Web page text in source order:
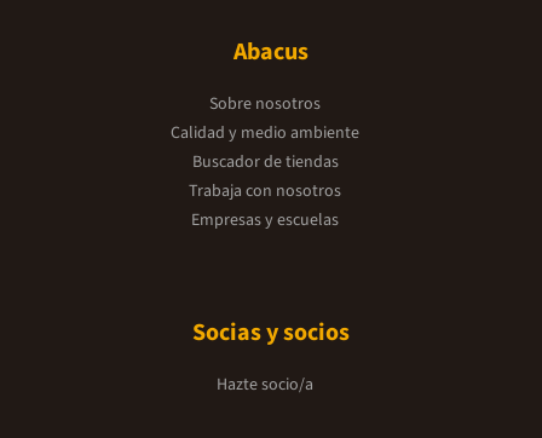
Abacus
Sobre nosotros
Calidad y medio ambiente
Buscador de tiendas
Trabaja con nosotros
Empresas y escuelas
Socias y socios
Hazte socio/a